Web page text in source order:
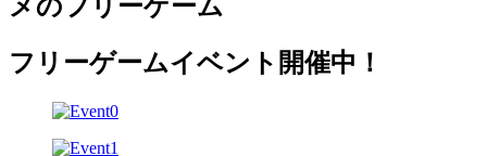
メのフリーゲーム
フリーゲームイベント開催中！